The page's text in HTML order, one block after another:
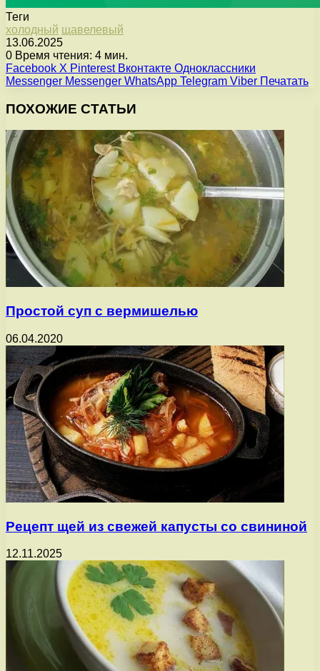
Теги
холодный щавелевый
13.06.2025
0 Время чтения: 4 мин.
Facebook X Pinterest Вконтакте Одноклассники
Messenger Messenger WhatsApp Telegram Viber Печатать
ПОХОЖИЕ СТАТЬИ
Простой суп с вермишелью
06.04.2020
Рецепт щей из свежей капусты со свининой
12.11.2025